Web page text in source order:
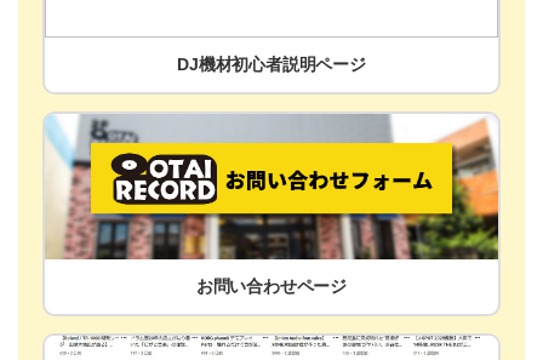
DJ機材初心者説明ページ
お問い合わせページ